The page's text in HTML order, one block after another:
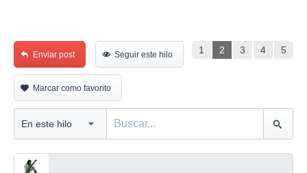
1 2 3 4 5
Enviar post Seguir este hilo
Marcar como favorito